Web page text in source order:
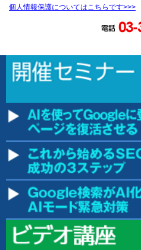
個人情報保護についてはこちらです>>>